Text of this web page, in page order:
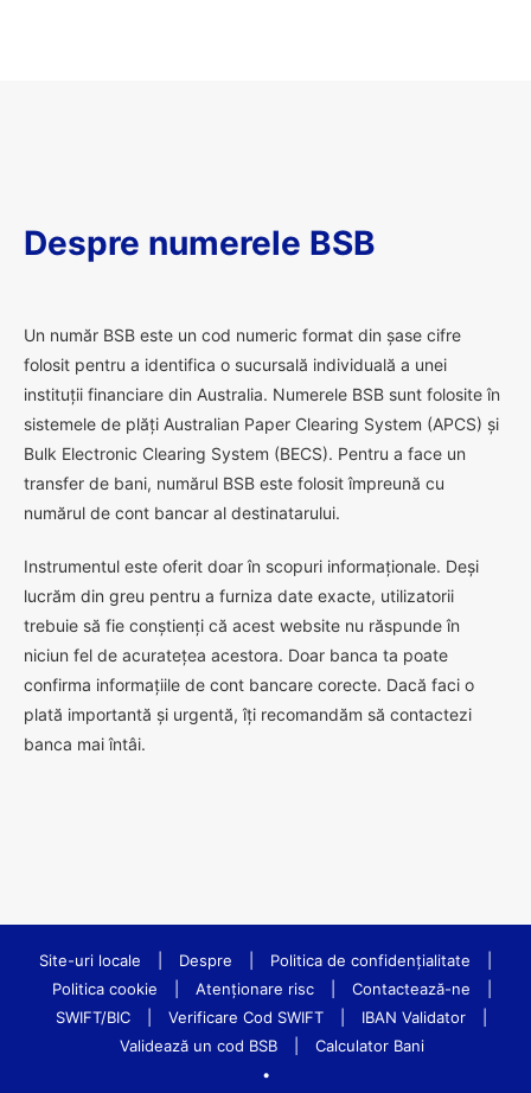
Despre numerele BSB
Un număr BSB este un cod numeric format din șase cifre
folosit pentru a identifica o sucursală individuală a unei
instituții financiare din Australia. Numerele BSB sunt folosite în
sistemele de plăți Australian Paper Clearing System (APCS) și
Bulk Electronic Clearing System (BECS). Pentru a face un
transfer de bani, numărul BSB este folosit împreună cu
numărul de cont bancar al destinatarului.
Instrumentul este oferit doar în scopuri informaționale. Deși
lucrăm din greu pentru a furniza date exacte, utilizatorii
trebuie să fie conștienți că acest website nu răspunde în
niciun fel de acuratețea acestora. Doar banca ta poate
confirma informațiile de cont bancare corecte. Dacă faci o
plată importantă și urgentă, îți recomandăm să contactezi
banca mai întâi.
Site-uri locale Despre Politica de confidenţialitate
Politica cookie
Atenționare risc Contactează-ne
SWIFT/BIC
Verificare Cod SWIFT IBAN Validator
Validează un cod BSB
Calculator Bani
•